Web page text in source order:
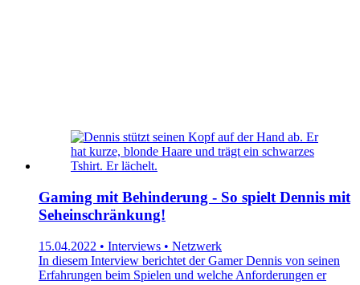
Gaming mit Behinderung - So spielt Dennis mit
Seheinschränkung!
15.04.2022 • Interviews • Netzwerk
In diesem Interview berichtet der Gamer Dennis von seinen
Erfahrungen beim Spielen und welche Anforderungen er